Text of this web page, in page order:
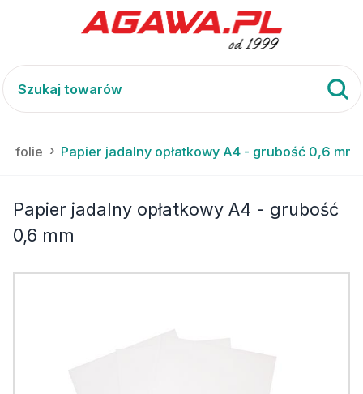
i folie Papier jadalny opłatkowy A4 - grubość 0,6 mm
Papier jadalny opłatkowy A4 - grubość
0,6 mm